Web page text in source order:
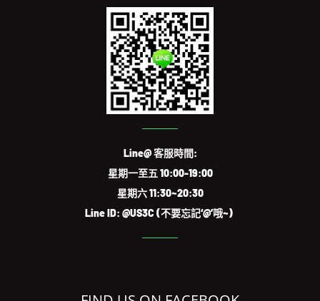
Line@ 客服時間:
星期一至五 10:00-19:00
星期六 11:30~20:30
Line ID: @US3C (不要忘記‘@’哦~)